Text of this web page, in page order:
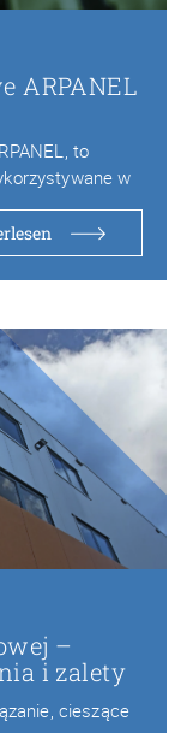
ARPANEL
to
w
–
i zalety
cieszące